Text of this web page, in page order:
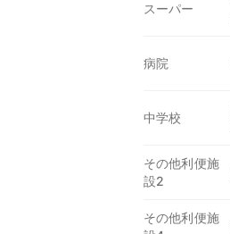
スーパー
病院
中学校
その他利便施
設2
その他利便施